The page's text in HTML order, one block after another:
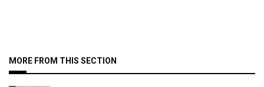
MORE FROM THIS SECTION